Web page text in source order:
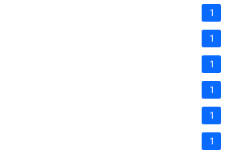
1
1
1
1
1
1